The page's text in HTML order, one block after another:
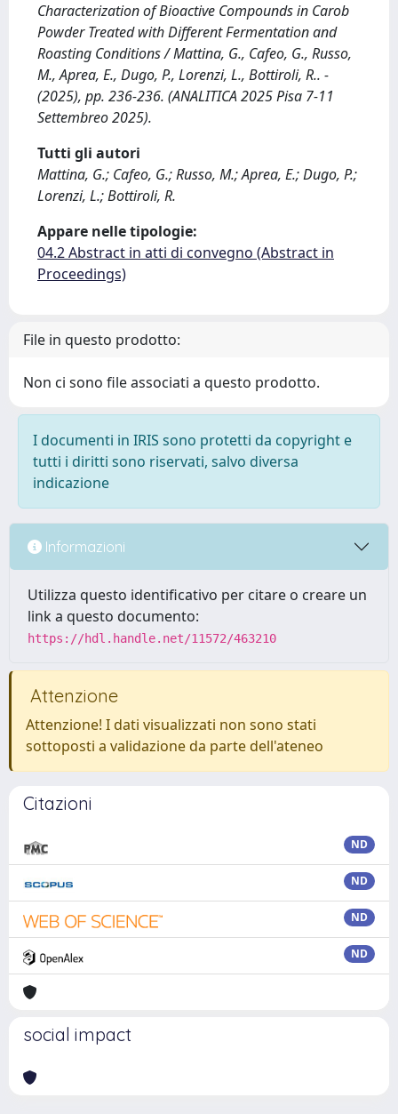
Characterization of Bioactive Compounds in Carob
Powder Treated with Different Fermentation and
Roasting Conditions / Mattina, G., Cafeo, G., Russo,
M., Aprea, E., Dugo, P., Lorenzi, L., Bottiroli, R.. -
(2025), pp. 236-236. (ANALITICA 2025 Pisa 7-11
Settembreo 2025).
Tutti gli autori
Mattina, G.; Cafeo, G.; Russo, M.; Aprea, E.; Dugo, P.;
Lorenzi, L.; Bottiroli, R.
Appare nelle tipologie:
04.2 Abstract in atti di convegno (Abstract in
Proceedings)
File in questo prodotto:
Non ci sono file associati a questo prodotto.
I documenti in IRIS sono protetti da copyright e
tutti i diritti sono riservati, salvo diversa
indicazione
Informazioni
Utilizza questo identificativo per citare o creare un
link a questo documento:
https://hdl.handle.net/11572/463210
Attenzione
Attenzione! I dati visualizzati non sono stati
sottoposti a validazione da parte dell'ateneo
Citazioni
ND
ND
ND
ND
social impact